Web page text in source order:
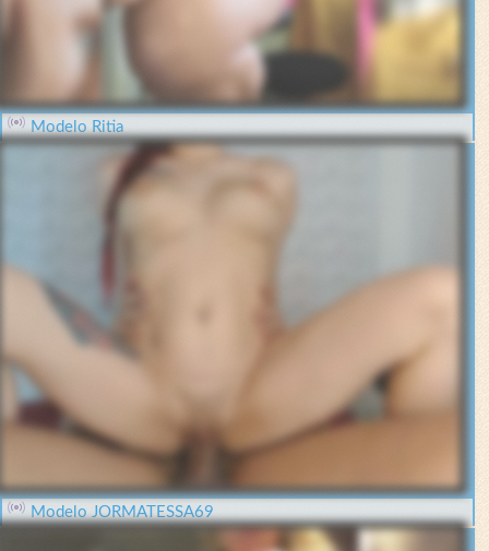
Modelo Ritia
Modelo JORMATESSA69